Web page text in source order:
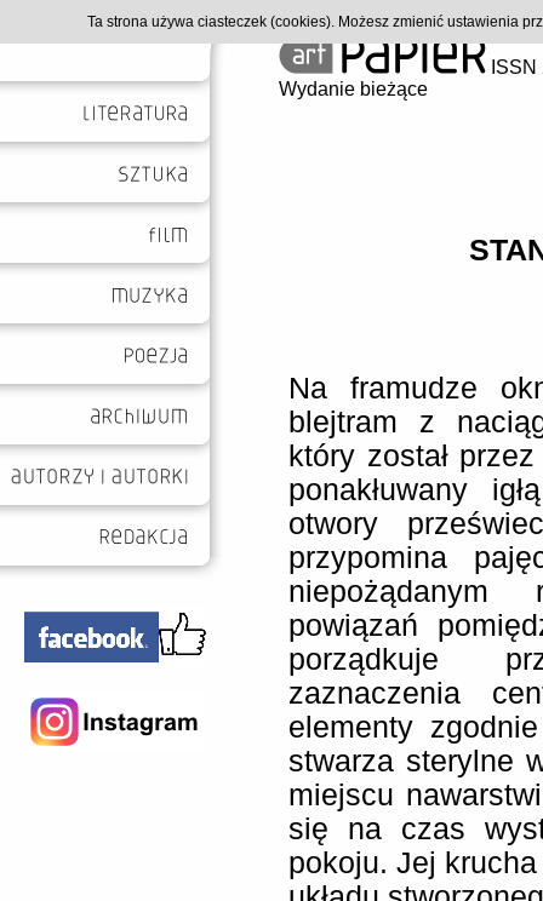
Wydanie bieżące
Na framudze
blejtram z
który został
ponakłuwany
otwory
przypomina
niepożądanym
powiązań
porządkuje
zaznaczenia
elementy
stwarza sterylne
miejscu
się na czas
pokoju. Jej
Ta strona używa ciasteczek (cookies). Możesz zmienić ustawienia